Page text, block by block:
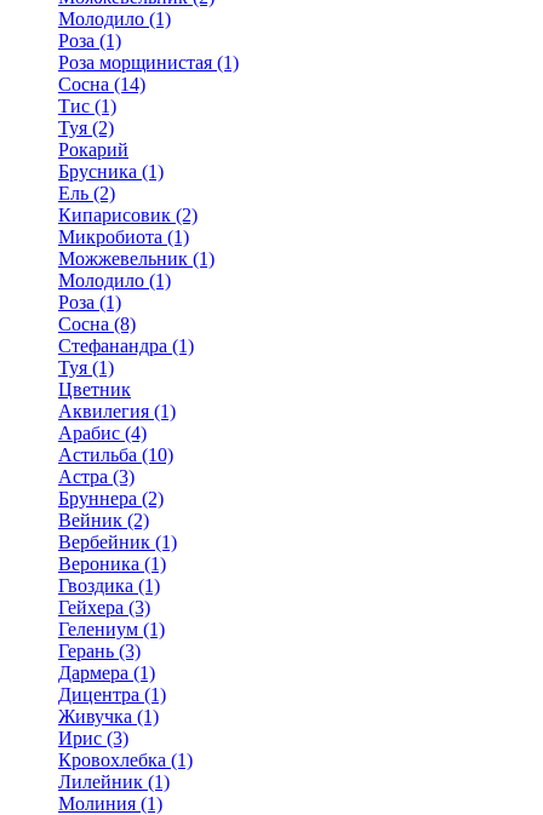
Молодило (1)
Роза (1)
Роза морщинистая (1)
Сосна (14)
Тис (1)
Туя (2)
Рокарий
Брусника (1)
Ель (2)
Кипарисовик (2)
Микробиота (1)
Можжевельник (1)
Молодило (1)
Роза (1)
Сосна (8)
Стефанандра (1)
Туя (1)
Цветник
Аквилегия (1)
Арабис (4)
Астильба (10)
Астра (3)
Бруннера (2)
Вейник (2)
Вербейник (1)
Вероника (1)
Гвоздика (1)
Гейхера (3)
Гелениум (1)
Герань (3)
Дармера (1)
Дицентра (1)
Живучка (1)
Ирис (3)
Кровохлебка (1)
Лилейник (1)
Молиния (1)